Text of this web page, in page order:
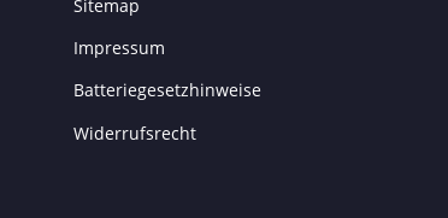
Sitemap
Impressum
Batteriegesetzhinweise
Widerrufsrecht